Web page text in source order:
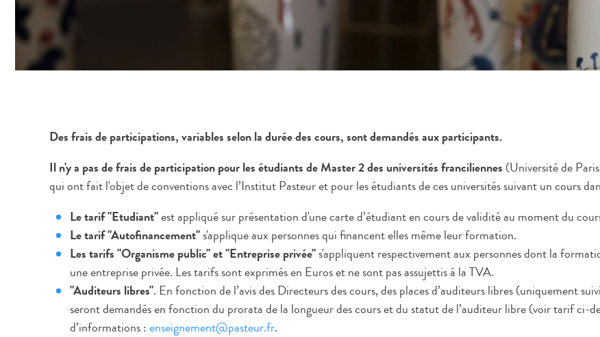
Des frais de participations, variables selon la durée des cours, sont demandés aux participants.
Il n'y a pas de frais de participation pour les étudiants de Master 2 des universités franciliennes (Université de
qui ont fait l'objet de conventions avec l’Institut Pasteur et pour les étudiants de ces universités suivant un cours
Le tarif "Etudiant"est appliqué sur présentation d'une carte d’étudiant en cours de validité au moment du
Le tarif "Autofinancement"s'applique aux personnes qui financent elles même leur formation.
Les tarifs "Organisme public" et "Entreprise privée"s'appliquent respectivement aux personnes dont la
une entreprise privée. Les tarifs sont exprimés en Euros et ne sont pas assujettis à la TVA.
"Auditeurs libres". En fonction de l’avis des Directeurs des cours, des places d’auditeurs libres (uniquement
seront demandés en fonction du prorata de la longueur des cours et du statut de l’auditeur libre (voir tarif ci-
d’informations :enseignement@pasteur.fr.